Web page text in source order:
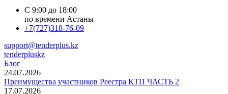
С 9:00 до 18:00
по времени Астаны
+7(727)318-76-09
support@tenderplus.kz
tenderpluskz
Блог
24.07.2026
Преимущества участников Реестра КТП ЧАСТЬ 2
17.07.2026